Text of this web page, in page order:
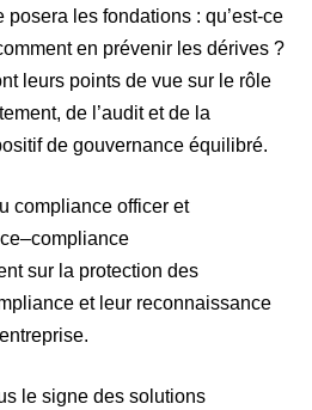
posera les fondations : qu’est-ce
en prévenir les dérives ?
leurs points de vue sur le rôle
de l’audit et de la
de gouvernance équilibré.
compliance officer et
sur la protection des
et leur reconnaissance
le signe des solutions